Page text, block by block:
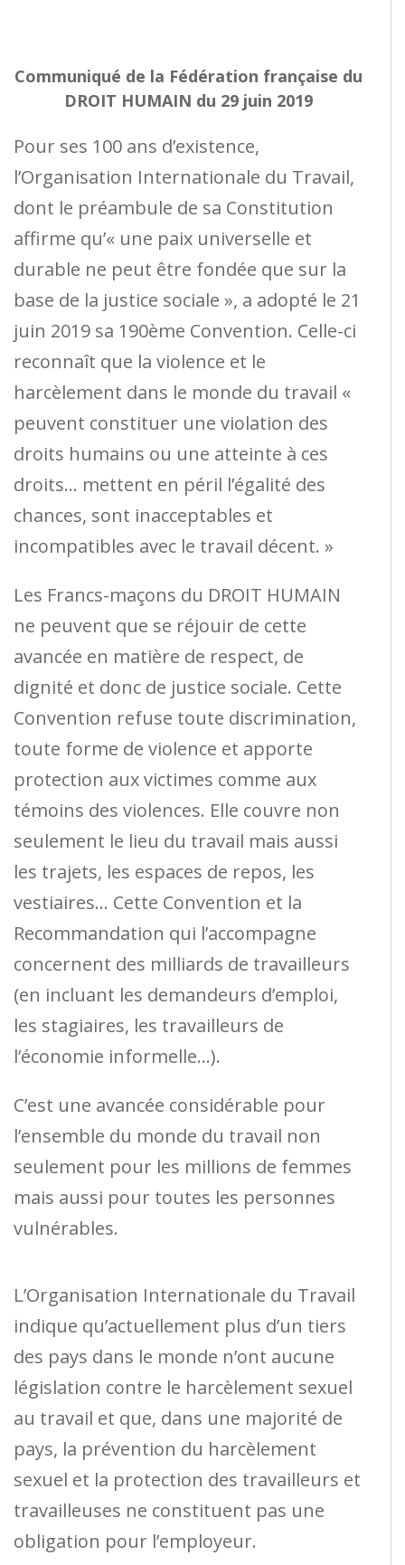
Communiqué de la Fédération française du
DROIT HUMAIN du 29 juin 2019
Pour ses 100 ans d’existence,
l’Organisation Internationale du Travail,
dont le préambule de sa Constitution
affirme qu’« une paix universelle et
durable ne peut être fondée que sur la
base de la justice sociale », a adopté le 21
juin 2019 sa 190ème Convention. Celle-ci
reconnaît que la violence et le
harcèlement dans le monde du travail «
peuvent constituer une violation des
droits humains ou une atteinte à ces
droits… mettent en péril l’égalité des
chances, sont inacceptables et
incompatibles avec le travail décent. »
Les Francs-maçons du DROIT HUMAIN
ne peuvent que se réjouir de cette
avancée en matière de respect, de
dignité et donc de justice sociale. Cette
Convention refuse toute discrimination,
toute forme de violence et apporte
protection aux victimes comme aux
témoins des violences. Elle couvre non
seulement le lieu du travail mais aussi
les trajets, les espaces de repos, les
vestiaires… Cette Convention et la
Recommandation qui l’accompagne
concernent des milliards de travailleurs
(en incluant les demandeurs d’emploi,
les stagiaires, les travailleurs de
l’économie informelle…).
C’est une avancée considérable pour
l’ensemble du monde du travail non
seulement pour les millions de femmes
mais aussi pour toutes les personnes
vulnérables.
L’Organisation Internationale du Travail
indique qu’actuellement plus d’un tiers
des pays dans le monde n’ont aucune
législation contre le harcèlement sexuel
au travail et que, dans une majorité de
pays, la prévention du harcèlement
sexuel et la protection des travailleurs et
travailleuses ne constituent pas une
obligation pour l’employeur.